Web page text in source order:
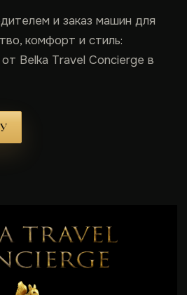
и заказ машин для
комфорт и стиль:
Belka Travel Concierge в